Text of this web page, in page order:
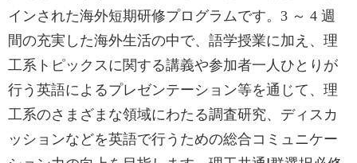
インされた海外短期研修プログラムです。3 ～ 4 週
間の充実した海外生活の中で、語学授業に加え、理
工系トピックスに関する講義や参加者一人ひとりが
行う英語によるプレゼンテーション等を通じて、理
工系のさまざまな領域にわたる調査研究、ディスカ
ッションなどを英語で行うための総合コミュニケー